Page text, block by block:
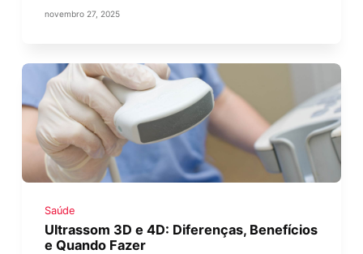
novembro 27, 2025
Saúde
Ultrassom 3D e 4D: Diferenças, Benefícios
e Quando Fazer